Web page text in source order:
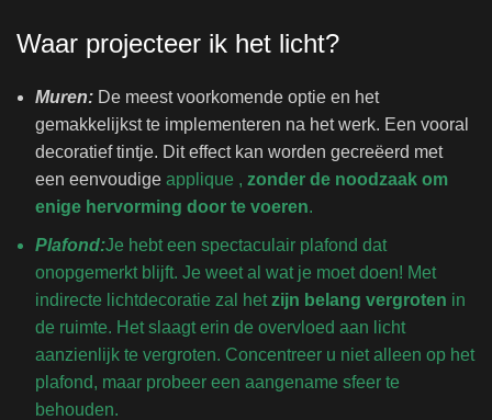
Waar projecteer ik het licht?
Muren: De meest voorkomende optie en het
gemakkelijkst te implementeren na het werk. Een vooral
decoratief tintje. Dit effect kan worden gecreëerd met
een eenvoudige applique , zonder de noodzaak om
enige hervorming door te voeren.
Plafond:Je hebt een spectaculair plafond dat
onopgemerkt blijft. Je weet al wat je moet doen! Met
indirecte lichtdecoratie zal hetzijn belang vergroten in
de ruimte. Het slaagt erin de overvloed aan licht
aanzienlijk te vergroten. Concentreer u niet alleen op het
plafond, maar probeer een aangename sfeer te
behouden.